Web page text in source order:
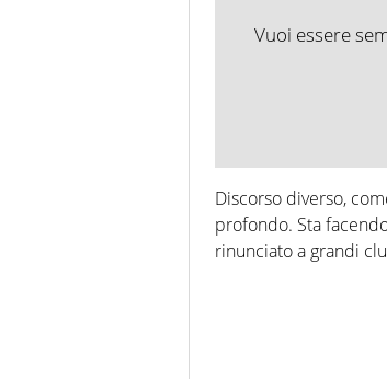
Vuoi essere
Discorso diverso,
profondo. Sta
rinunciato a grandi